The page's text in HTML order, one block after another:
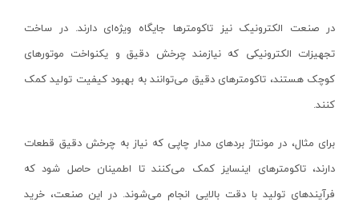
فرز انگشتی بادی
پیکور بادی
چکش گل زن
قیچی
چکش بادی
آستراکریا-ASTRAKOREAQK
لیفتکس-LIFTEX
آلور-ALVER
در صنعت الکترونیک نیز تاکومترها جایگاه ویژه‌ای دارند. در ساخت
تجهیزات الکترونیکی که نیازمند چرخش دقیق و یکنواخت موتورهای
کوچک هستند، تاکومترهای دقیق می‌توانند به بهبود کیفیت تولید کمک
کنند.
برای مثال، در مونتاژ بردهای مدار چاپی که نیاز به چرخش دقیق قطعات
دارند، تاکومترهای اینسایز کمک می‌کنند تا اطمینان حاصل شود که
فرآیندهای تولید با دقت بالایی انجام می‌شوند. در این صنعت، خرید